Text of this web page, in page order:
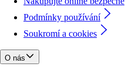
Podmínky používání
Soukromí a cookies
O nás